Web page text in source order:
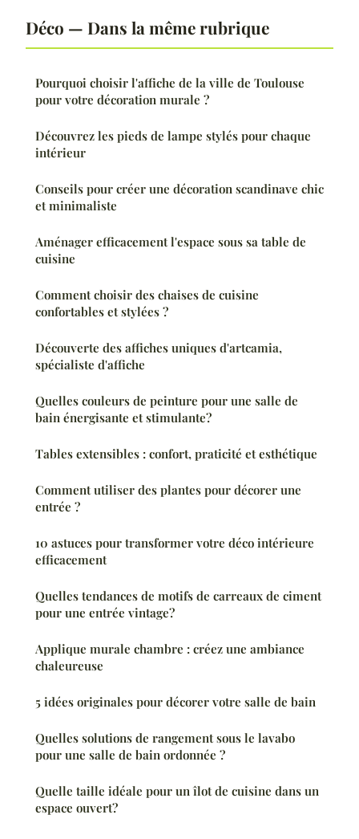
Déco — Dans la même rubrique
Pourquoi choisir l'affiche de la ville de Toulouse
pour votre décoration murale ?
Découvrez les pieds de lampe stylés pour chaque
intérieur
Conseils pour créer une décoration scandinave chic
et minimaliste
Aménager efficacement l'espace sous sa table de
cuisine
Comment choisir des chaises de cuisine
confortables et stylées ?
Découverte des affiches uniques d'artcamia,
spécialiste d'affiche
Quelles couleurs de peinture pour une salle de
bain énergisante et stimulante?
Tables extensibles : confort, praticité et esthétique
Comment utiliser des plantes pour décorer une
entrée ?
10 astuces pour transformer votre déco intérieure
efficacement
Quelles tendances de motifs de carreaux de ciment
pour une entrée vintage?
Applique murale chambre : créez une ambiance
chaleureuse
5 idées originales pour décorer votre salle de bain
Quelles solutions de rangement sous le lavabo
pour une salle de bain ordonnée ?
Quelle taille idéale pour un îlot de cuisine dans un
espace ouvert?